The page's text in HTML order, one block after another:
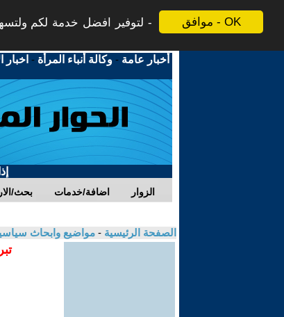
موافق - OK
لتوفير افضل خدمة لكم
أخبار عامة -وكالة أنباء المرأة - اخبار
بحث/ اضافة/خدمات الزوار
الصفحة الرئيسية - مواضيع وابحاث